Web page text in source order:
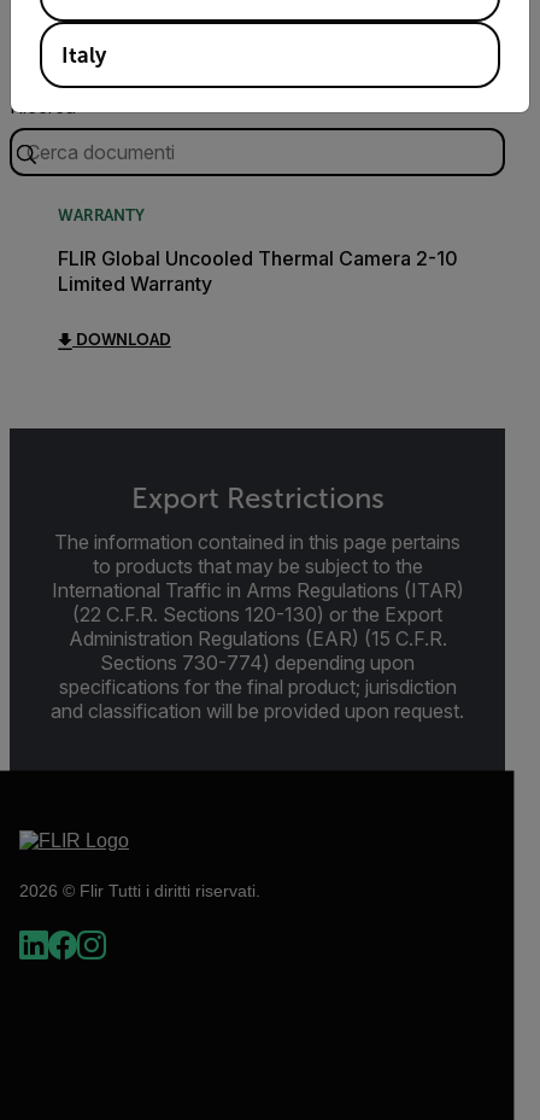
Ricerca
WARRANTY
FLIR Global Uncooled Thermal Camera 2-10
Limited Warranty
DOWNLOAD
Export Restrictions
The information contained in this page pertains
to products that may be subject to the
International Traffic in Arms Regulations (ITAR)
(22 C.F.R. Sections 120-130) or the Export
Administration Regulations (EAR) (15 C.F.R.
Sections 730-774) depending upon
specifications for the final product; jurisdiction
and classification will be provided upon request.
2026 © Flir Tutti i diritti riservati.
Italy